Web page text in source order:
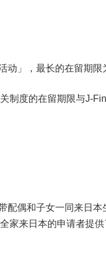
动」，最长的在留期限
制度的在留期限与J-
配偶和子女一同来日本
家来日本的申请者提供